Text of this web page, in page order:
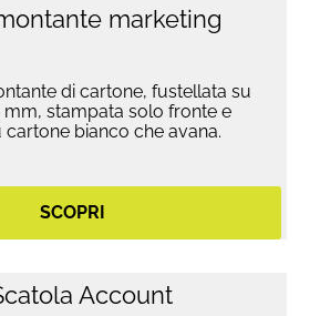
di cartone, fustellata su
mm, stampata solo fronte e
cartone bianco che avana.
SCOPRI